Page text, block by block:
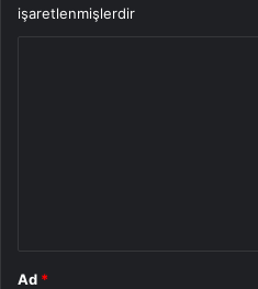
işaretlenmişlerdir
Ad *